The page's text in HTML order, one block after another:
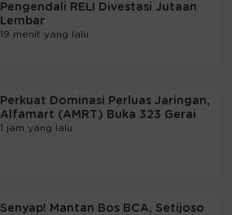
Pengendali RELI Divestasi Jutaan
Lembar
19 menit yang lalu
Perkuat Dominasi Perluas Jaringan,
Alfamart (AMRT) Buka 323 Gerai
1 jam yang lalu
Senyap! Mantan Bos BCA, Setijoso